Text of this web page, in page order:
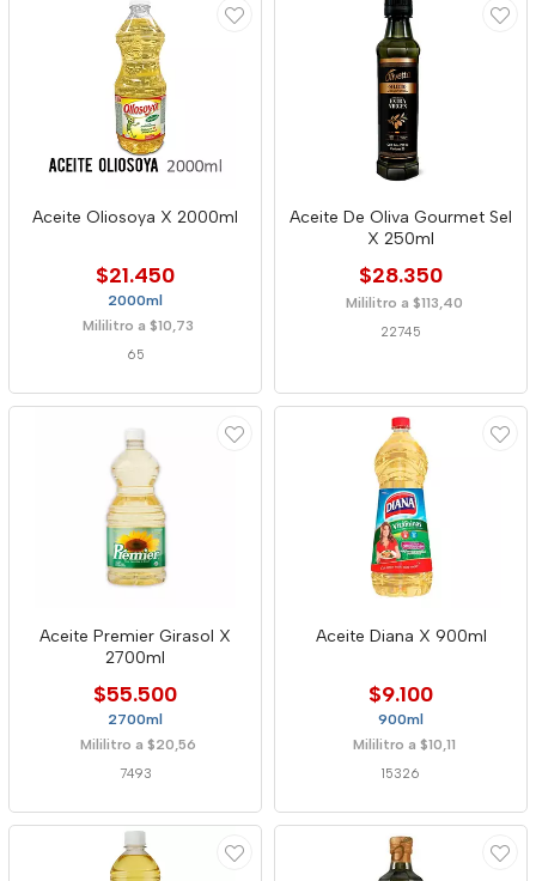
Aceite Oliosoya X 2000ml
$21.450
2000ml
Mililitro a $10,73
65
Aceite De Oliva Gourmet Sel
X 250ml
$28.350
Mililitro a $113,40
22745
Aceite Premier Girasol X
2700ml
$55.500
2700ml
Mililitro a $20,56
7493
Aceite Diana X 900ml
$9.100
900ml
Mililitro a $10,11
15326